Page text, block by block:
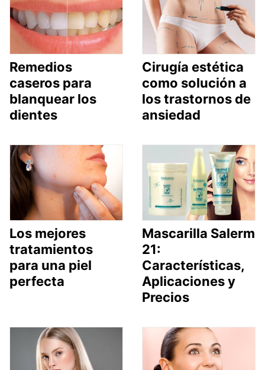
Remedios
caseros para
blanquear los
dientes
Cirugía estética
como solución a
los trastornos de
ansiedad
Los mejores
tratamientos
para una piel
perfecta
Mascarilla Salerm
21:
Características,
Aplicaciones y
Precios